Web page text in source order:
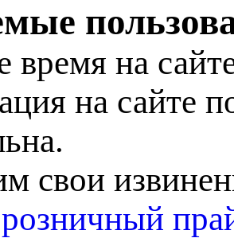
время на
на сайте
свои